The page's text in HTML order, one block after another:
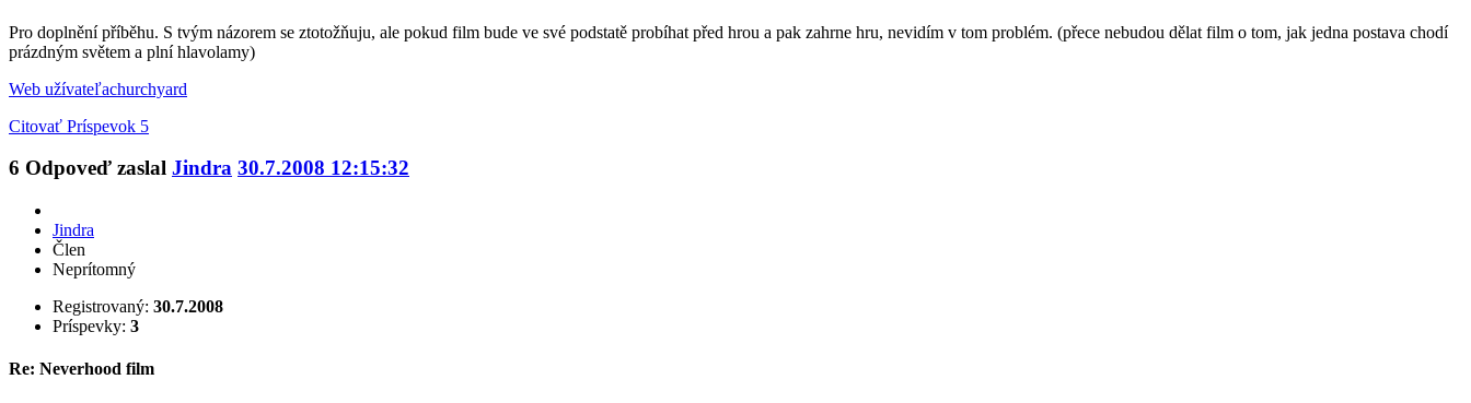
Pro doplnění příběhu. S tvým názorem se ztotožňuju, ale pokud film bude ve své podstatě probíhat před hrou a pak zahrne hru, nevidím v tom problém. (přece nebudou dělat film o tom, jak jedna postava chodí
prázdným světem a plní hlavolamy)
Web užívateľachurchyard
Citovať Príspevok 5
6 Odpoveď zaslal Jindra 30.7.2008 12:15:32
Jindra
Člen
Neprítomný
Registrovaný: 30.7.2008
Príspevky: 3
Re: Neverhood film